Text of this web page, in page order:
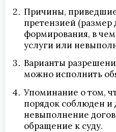
Причины,
претензией (размер
формирования, в
услуги или
Варианты
можно исполнить
Упоминание о том,
порядок соблюден
невыполнение
обращение к суду.